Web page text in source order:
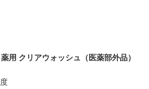
用 クリアウォッシュ（医薬部外品）